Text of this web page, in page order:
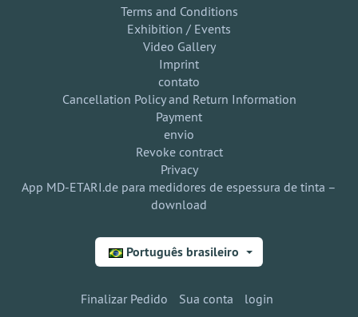
Terms and Conditions
Exhibition / Events
Video Gallery
Imprint
contato
Cancellation Policy and Return Information
Payment
envio
Revoke contract
Privacy
App MD-ETARI.de para medidores de espessura de tinta –
download
Português brasileiro
Finalizar Pedido Sua conta login